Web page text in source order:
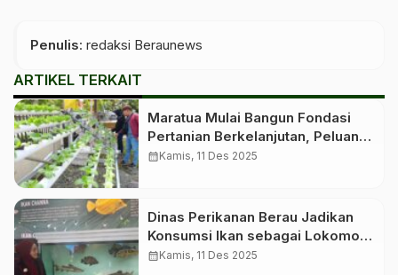
Penulis: redaksi Beraunews
ARTIKEL TERKAIT
Maratua Mulai Bangun Fondasi
Pertanian Berkelanjutan, Peluang
Investasi Hijau Makin Terbuka
calendar_monthKamis, 11 Des 2025
Dinas Perikanan Berau Jadikan
Konsumsi Ikan sebagai Lokomotif
Gizi Keluarga, Dorong Masyarakat
calendar_monthKamis, 11 Des 2025